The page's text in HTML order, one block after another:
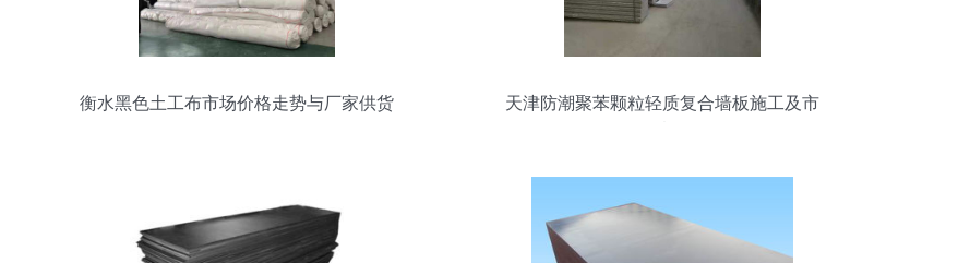
衡水黑色土工布市场价格走势与厂家供货
天津防潮聚苯颗粒轻质复合墙板施工及市